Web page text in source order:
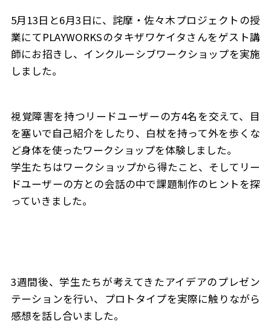
5月13日と6月3日に、詫摩・佐々木プロジェクトの授
業にてPLAYWORKSのタキザワケイタさんをゲスト講
師にお招きし、インクルーシブワークショップを実施
しました。
視覚障害を持つリードユーザーの方4名を交えて、目
を塞いで自己紹介をしたり、白杖を持って外を歩くな
ど身体を使ったワークショップを体験しました。
学生たちはワークショップから得たこと、そしてリー
ドユーザーの方との会話の中で課題制作のヒントを探
っていきました。
3週間後、学生たちが考えてきたアイデアのプレゼン
テーションを行い、プロトタイプを実際に触りながら
感想を話し合いました。